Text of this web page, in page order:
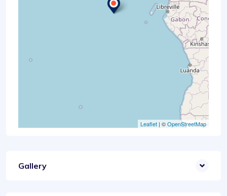
Leaflet | ©OpenStreetMap
Gallery